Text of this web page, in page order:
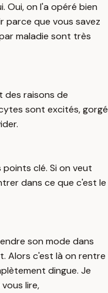
Oui, on l'a opéré bien
parce que vous savez
maladie sont très
des raisons de
sont excités, gorgé
clé. Si on veut
dans ce que c'est le
son mode dans
Alors c'est là on rentre
dingue. Je
lire,